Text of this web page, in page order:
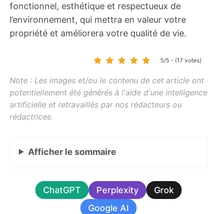
fonctionnel, esthétique et respectueux de
l’environnement, qui mettra en valeur votre
propriété et améliorera votre qualité de vie.
5/5 - (17 votes)
Afficher le sommaire
ChatGPT Perplexity
Grok
Google AI